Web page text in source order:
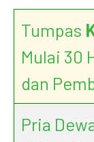
Tumpas
Mulai 30
dan
Pria